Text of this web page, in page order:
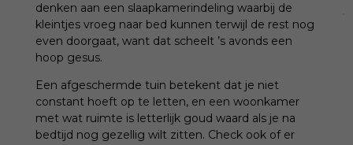
denken aan een slaapkamerindeling waarbij de
kleintjes vroeg naar bed kunnen terwijl de rest nog
even doorgaat, want dat scheelt ’s avonds een
hoop gesus.
Een afgeschermde tuin betekent dat je niet
constant hoeft op te letten, en een woonkamer
met wat ruimte is letterlijk goud waard als je na
bedtijd nog gezellig wilt zitten. Check ook of er